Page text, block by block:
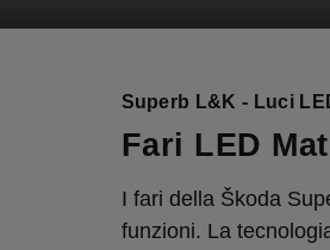
Superb L&K - Luci
Fari LED
I fari della Škoda
funzioni. La